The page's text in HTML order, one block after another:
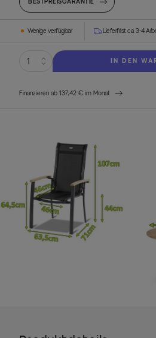
Wenige verfügbar Lieferfrist ca. 3-4
IN DEN
Finanzieren ab 137,42 € im Monat